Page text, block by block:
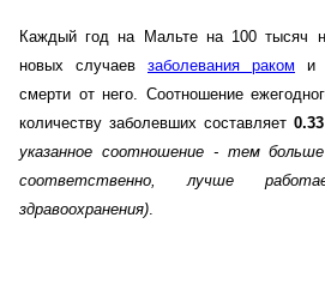
Каждый год на Мальте на 100 тысяч
новых случаев заболевания раком и
смерти от него. Соотношение
количеству заболевших составляет 0.33
указанное соотношение - тем
соответственно, лучше
здравоохранения).